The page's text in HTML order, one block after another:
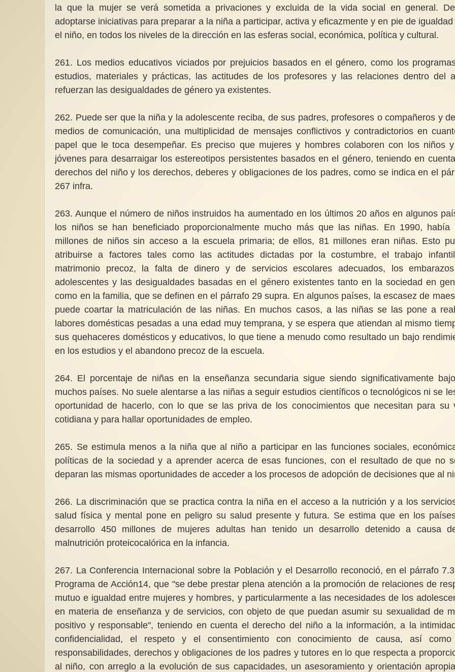
la que la mujer se verá sometida a privaciones y excluida de la vida social en general.
adoptarse iniciativas para preparar a la niña a participar, activa y eficazmente y en pie de igualdad
el niño, en todos los niveles de la dirección en las esferas social, económica, política y cultural.
261. Los medios educativos viciados por prejuicios basados en el género, como los
estudios, materiales y prácticas, las actitudes de los profesores y las relaciones dentro del
refuerzan las desigualdades de género ya existentes.
262. Puede ser que la niña y la adolescente reciba, de sus padres, profesores o compañeros y
medios de comunicación, una multiplicidad de mensajes conflictivos y contradictorios en
papel que le toca desempeñar. Es preciso que mujeres y hombres colaboren con los niños
jóvenes para desarraigar los estereotipos persistentes basados en el género, teniendo en
derechos del niño y los derechos, deberes y obligaciones de los padres, como se indica en el
267 infra.
263. Aunque el número de niños instruidos ha aumentado en los últimos 20 años en algunos
los niños se han beneficiado proporcionalmente mucho más que las niñas. En 1990, había
millones de niños sin acceso a la escuela primaria; de ellos, 81 millones eran niñas. Esto
atribuirse a factores tales como las actitudes dictadas por la costumbre, el trabajo
matrimonio precoz, la falta de dinero y de servicios escolares adecuados, los
adolescentes y las desigualdades basadas en el género existentes tanto en la sociedad en
como en la familia, que se definen en el párrafo 29 supra. En algunos países, la escasez de
puede coartar la matriculación de las niñas. En muchos casos, a las niñas se las pone a
labores domésticas pesadas a una edad muy temprana, y se espera que atiendan al mismo
sus quehaceres domésticos y educativos, lo que tiene a menudo como resultado un bajo
en los estudios y el abandono precoz de la escuela.
264. El porcentaje de niñas en la enseñanza secundaria sigue siendo significativamente
muchos países. No suele alentarse a las niñas a seguir estudios científicos o tecnológicos ni se
oportunidad de hacerlo, con lo que se las priva de los conocimientos que necesitan para su
cotidiana y para hallar oportunidades de empleo.
265. Se estimula menos a la niña que al niño a participar en las funciones sociales,
políticas de la sociedad y a aprender acerca de esas funciones, con el resultado de que no
deparan las mismas oportunidades de acceder a los procesos de adopción de decisiones que al
266. La discriminación que se practica contra la niña en el acceso a la nutrición y a los
salud física y mental pone en peligro su salud presente y futura. Se estima que en los
desarrollo 450 millones de mujeres adultas han tenido un desarrollo detenido a causa
malnutrición proteicocalórica en la infancia.
267. La Conferencia Internacional sobre la Población y el Desarrollo reconoció, en el párrafo
Programa de Acción14, que "se debe prestar plena atención a la promoción de relaciones de
mutuo e igualdad entre mujeres y hombres, y particularmente a las necesidades de los
en materia de enseñanza y de servicios, con objeto de que puedan asumir su sexualidad de
positivo y responsable", teniendo en cuenta el derecho del niño a la información, a la
confidencialidad, el respeto y el consentimiento con conocimiento de causa, así
responsabilidades, derechos y obligaciones de los padres y tutores en lo que respecta a
al niño, con arreglo a la evolución de sus capacidades, un asesoramiento y orientación